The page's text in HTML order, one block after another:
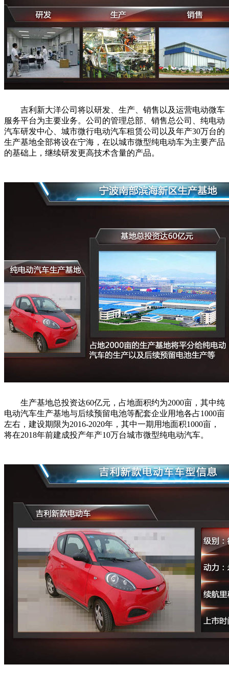
吉利新大洋公司将以研发、生产、销售以及运营电动微车
服务平台为主要业务。公司的管理总部、销售总公司、纯电动
汽车研发中心、城市微行电动汽车租赁公司以及年产30万台的
生产基地全部将设在宁海，在以城市微型纯电动车为主要产品
的基础上，继续研发更高技术含量的产品。
生产基地总投资达60亿元，占地面积约为2000亩，其中纯
电动汽车生产基地与后续预留电池等配套企业用地各占1000亩
左右，建设期限为2016-2020年，其中一期用地面积1000亩，
将在2018年前建成投产年产10万台城市微型纯电动汽车。